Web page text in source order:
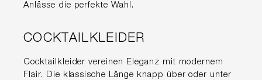
Anlässe die perfekte Wahl.
COCKTAILKLEIDER
Cocktailkleider vereinen Eleganz mit modernem
Flair. Die klassische Länge knapp über oder unter